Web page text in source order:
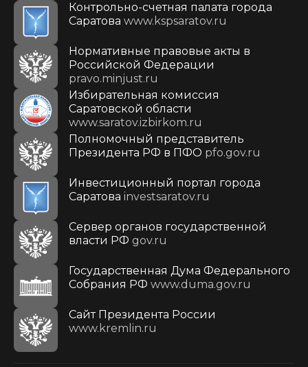
Контрольно-счетная палата города
Саратова www.kspsaratov.ru
Нормативные правовые акты в
Российской Федерации
pravo.minjust.ru
Избирательная комиссия
Саратовской области
www.saratov.izbirkom.ru
Полномочный представитель
Президента РФ в ПФО pfo.gov.ru
Инвестиционный портал города
Саратова investsaratov.ru
Сервер органов государственной
власти РФ gov.ru
Государственная Дума Федерального
Собрания РФ www.duma.gov.ru
Cайт Президента России
www.kremlin.ru